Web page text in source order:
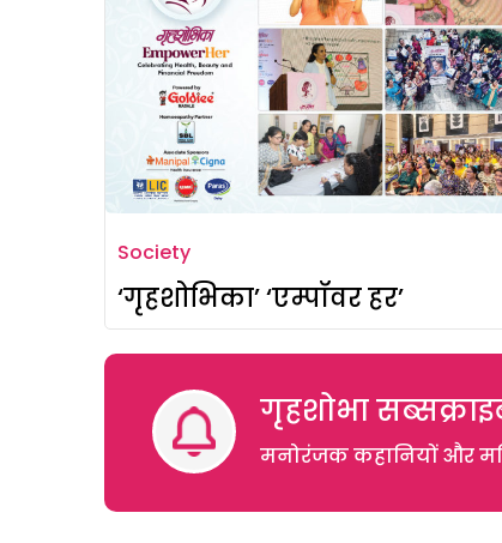
Society
‘गृहशोभिका’ ‘एम्पॉवर हर’
गृहशोभा
मनोरंजक कहानियों और